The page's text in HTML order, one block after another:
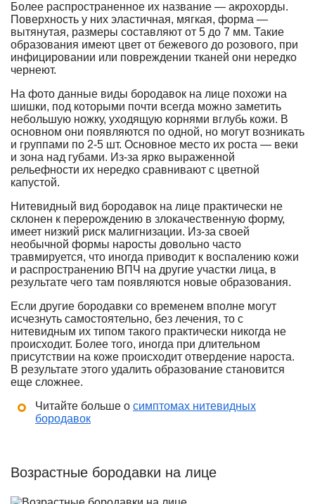
Более распространенное их название — акрохорды.
Поверхность у них эластичная, мягкая, форма —
вытянутая, размеры составляют от 5 до 7 мм. Такие
образования имеют цвет от бежевого до розового, при
инфицировании или повреждении тканей они нередко
чернеют.
На фото данные виды бородавок на лице похожи на
шишки, под которыми почти всегда можно заметить
небольшую ножку, уходящую корнями вглубь кожи. В
основном они появляются по одной, но могут возникать
и группами по 2-5 шт. Основное место их роста — веки
и зона над губами. Из-за ярко выраженной
рельефности их нередко сравнивают с цветной
капустой.
Нитевидный вид бородавок на лице практически не
склонен к перерождению в злокачественную форму,
имеет низкий риск малигнизации. Из-за своей
необычной формы наросты довольно часто
травмируется, что иногда приводит к воспалению кожи
и распространению ВПЧ на другие участки лица, в
результате чего там появляются новые образования.
Если другие бородавки со временем вполне могут
исчезнуть самостоятельно, без лечения, то с
нитевидным их типом такого практически никогда не
происходит. Более того, иногда при длительном
присутствии на коже происходит отвердение нароста.
В результате этого удалить образование становится
еще сложнее.
Читайте больше о симптомах нитевидных
бородавок
Возрастные бородавки на лице